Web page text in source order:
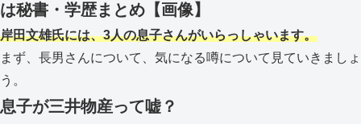
は秘書・学歴まとめ【画像】
岸田文雄氏には、3人の息子さんがいらっしゃいます。
まず、長男さんについて、気になる噂について見ていきましょ
う。
息子が三井物産って嘘？